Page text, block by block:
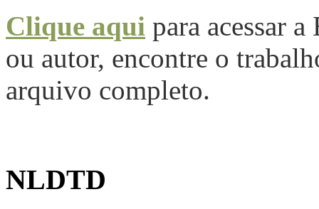
Clique aqui para acessar
ou autor, encontre o
arquivo completo.
NLDTD